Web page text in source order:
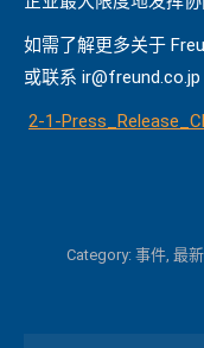
如需了解更多关于
或联系 ir@freund.co.jp
2-1-
Category: 事件, 最